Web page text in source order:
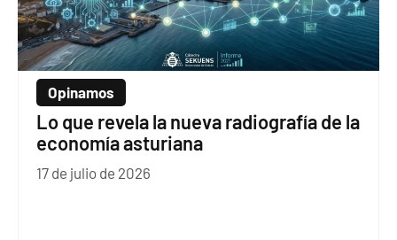
Opinamos
Lo que revela la nueva radiografía de la
economía asturiana
17 de julio de 2026